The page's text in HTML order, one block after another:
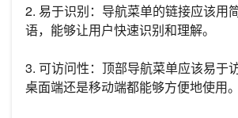
2. 易于识别：导航菜单的链接应该用
语，能够让用户快速识别和理解。
3. 可访问性：顶部导航菜单应该易于
桌面端还是移动端都能够方便地使用。